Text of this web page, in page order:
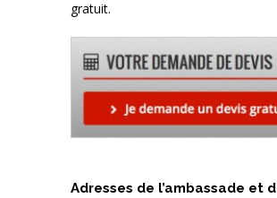
gratuit.
Adresses de l’ambassade et